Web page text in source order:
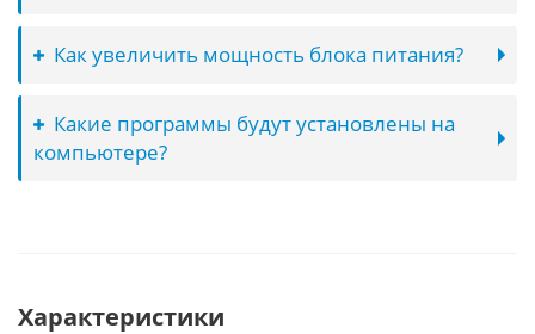
Как увеличить мощность блока питания?
Какие программы будут установлены на
компьютере?
Характеристики